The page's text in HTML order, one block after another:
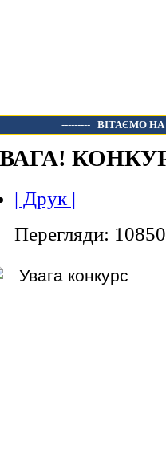
--------- ВІТАЄМО
| Друк |
Перегляди: 10850